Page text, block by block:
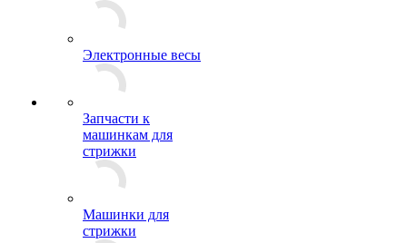
Электронные весы
Запчасти к
машинкам для
стрижки
Машинки для
стрижки